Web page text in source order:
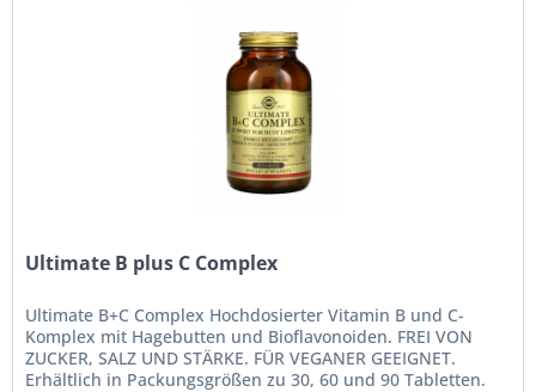
Ultimate B plus C Complex
Ultimate B+C Complex Hochdosierter Vitamin B und C-
Komplex mit Hagebutten und Bioflavonoiden. FREI VON
ZUCKER, SALZ UND STÄRKE. FÜR VEGANER GEEIGNET.
Erhältlich in Packungsgrößen zu 30, 60 und 90 Tabletten.